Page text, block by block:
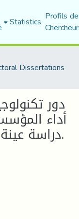
Statistics Profils
Dissertations
دور
أداء
دراسة عينة من المؤسسات الجزائرية.